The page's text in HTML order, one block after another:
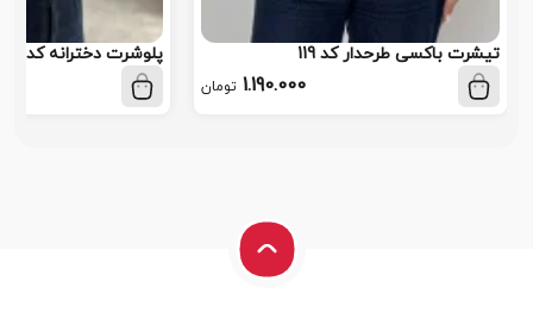
تیشرت باکسی طرحدار کد 119
1.190.000 تومان
پلوشرت دخترانه کد 118